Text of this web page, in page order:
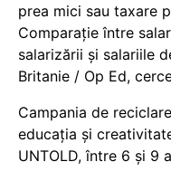
prea mici sau taxare
Comparație între
salarizării și salariile
Britanie / Op Ed,
Campania de
educația și
UNTOLD, între 6 și 9